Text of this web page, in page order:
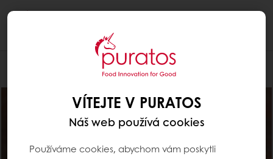
VÍTEJTE V PURATOS
Náš web používá cookies
Používáme cookies, abychom vám poskytli